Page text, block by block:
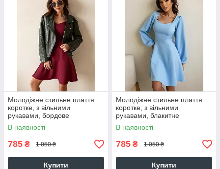
Молодіжне стильне плаття
коротке, з вільними
рукавами, бордове
В наявності
785 ₴ 1 050 ₴
Купити
Молодіжне стильне плаття
коротке, з вільними
рукавами, блакитне
В наявності
785 ₴ 1 050 ₴
Купити